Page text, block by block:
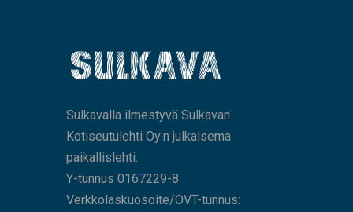
Sulkavalla ilmestyvä Sulkavan
Kotiseutulehti Oy:n julkaisema
paikallislehti.
Y-tunnus 0167229-8
Verkkolaskuosoite/OVT-tunnus: